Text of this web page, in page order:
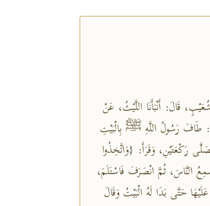
قَالَ: أَنْبَأَنَا اللَّيْثُ، عَنْ
طَافَ رَسُولُ اللَّهِ ﷺ بِالْبَيْتِ
رَكْعَتَيْنِ، وَقَرَأَ: {وَاتَّخِذُوا
١٢٥]، وَرَفَعَ صَوْتَهُ يُسْمِعُ النَّاسَ، ثُمَّ انْصَرَفَ فَاسْتَلَمَ،
حَتَّى بَدَا لَهُ الْبَيْتُ وَقَالَ